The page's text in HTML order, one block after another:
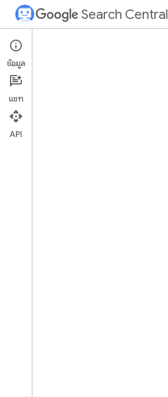
Search Central
กรณีศึกษาเด่น
Vidio เพิ่มจำนวนการคลิกวิดีโอได้ด้วยการใส่
มาร์กอัป Video
วิธีที่ Wix สร้างคุณค่าให้กับผู้ใช้โดยการผสาน
รวม Google API
ฟีเจอร์ต่างๆ สำหรับ SEO ของวิดีโอช่วยให้ผู้
เผยแพร่โฆษณาทั่วโลกเข้าถึงผู้ชมได้
วิธีที่ Vimeo ปรับปรุง SEO ของวิดีโอให้กับ
ข้อมูล
แชท
API